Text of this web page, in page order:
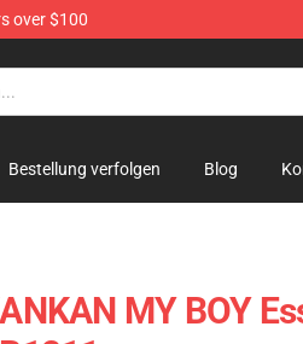
over $100
Bestellung verfolgen Blog
MY BOY